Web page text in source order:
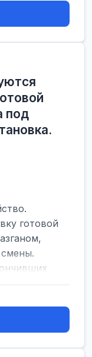
под
готовой
смены.